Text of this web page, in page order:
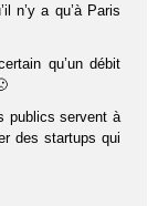
n’y a qu’à Paris
qu’un débit
publics servent à
des startups qui